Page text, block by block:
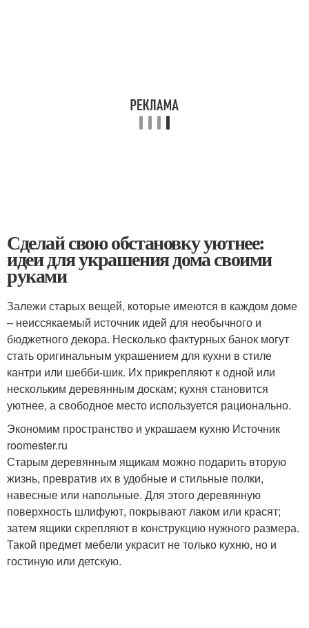
Сделай свою обстановку уютнее:
идеи для украшения дома своими
руками
Залежи старых вещей, которые имеются в каждом доме
– неиссякаемый источник идей для необычного и
бюджетного декора. Несколько фактурных банок могут
стать оригинальным украшением для кухни в стиле
кантри или шебби-шик. Их прикрепляют к одной или
нескольким деревянным доскам; кухня становится
уютнее, а свободное место используется рационально.
Экономим пространство и украшаем кухню Источник
roomester.ru
Старым деревянным ящикам можно подарить вторую
жизнь, превратив их в удобные и стильные полки,
навесные или напольные. Для этого деревянную
поверхность шлифуют, покрывают лаком или красят;
затем ящики скрепляют в конструкцию нужного размера.
Такой предмет мебели украсит не только кухню, но и
гостиную или детскую.